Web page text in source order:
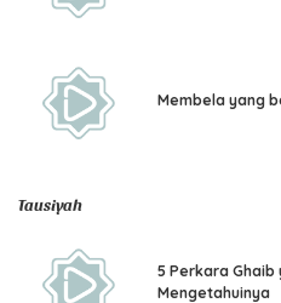
Membela yang
Tausiyah
5 Perkara Ghaib
Mengetahuinya